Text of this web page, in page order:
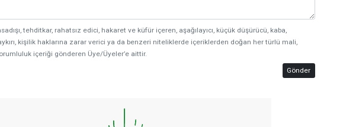
tehditkar, rahatsız edici, hakaret ve küfür içeren, aşağılayıcı, küçük düşürücü, kaba,
kişilik haklarına zarar verici ya da benzeri niteliklerde içeriklerden doğan her türlü mali,
içeriği gönderen Üye/Üyeler’e aittir.
Gönder